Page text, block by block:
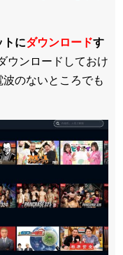
トにダウンロードす
ウンロードしておけ
のないところでも